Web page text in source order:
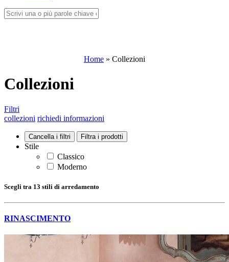
Home » Collezioni
Collezioni
Filtri
collezioni richiedi informazioni
Stile
Classico
Moderno
Scegli tra 13 stili di arredamento
RINASCIMENTO